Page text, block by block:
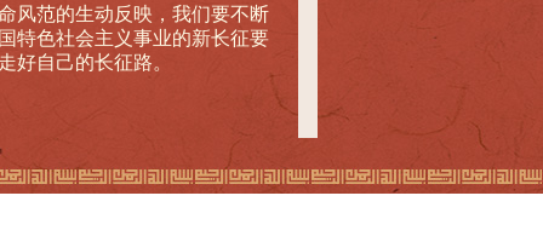
风范的生动反映，我们要不断
特色社会主义事业的新长征要
好自己的长征路。
义大厦添砖加瓦的所有建设